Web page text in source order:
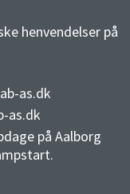
henvendelser på
as.dk
as.dk
på Aalborg